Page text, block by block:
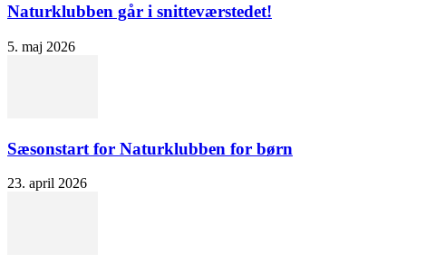
Naturklubben går i snitteværstedet!
5. maj 2026
Sæsonstart for Naturklubben for børn
23. april 2026